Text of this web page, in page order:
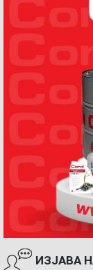
ИЗЈАВА